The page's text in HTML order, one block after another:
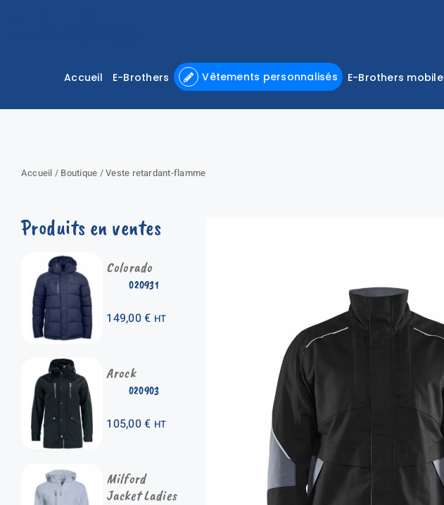
Accueil E-Brothers Vêtements personnalisés E-Brothers mobile
Accueil / Boutique /Veste retardant-flamme
Produits en ventes
020931
Colorado
149,00€ HT
020903
Arock
105,00€ HT
Milford
Jacket Ladies